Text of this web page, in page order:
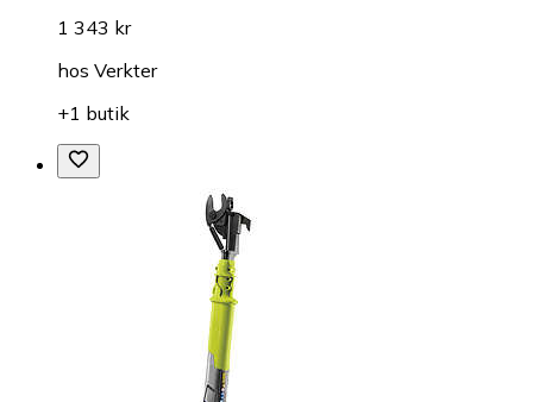
1 343 kr
hos Verkter
+1 butik